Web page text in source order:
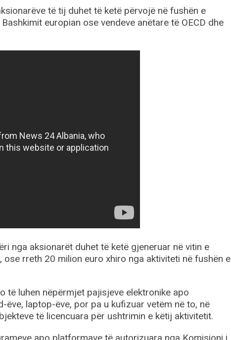
të tij duhet të ketë përvojë në fushën e
europian ose vendeve anëtare të OECD dhe
nga aksionarët duhet të ketë gjeneruar në vitin e
rreth 20 milion euro xhiro nga aktiviteti në fushën e
të luhen nëpërmjet pajisjeve elektronike apo
laptop-ëve, por pa u kufizuar vetëm në to, në
të licencuara për ushtrimin e këtij aktivitetit.